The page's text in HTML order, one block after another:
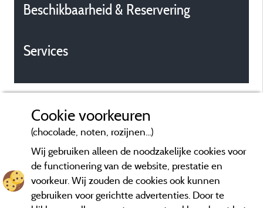
Beschikbaarheid & Reservering
Services
Cookie voorkeuren
(chocolade, noten, rozijnen...)
Wij gebruiken alleen de noodzakelijke cookies voor
de functionering van de website, prestatie en
voorkeur. Wij zouden de cookies ook kunnen
gebruiken voor gerichtte advertenties. Door te